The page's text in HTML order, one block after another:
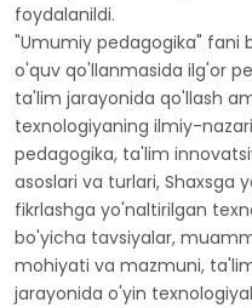
foydalanildi.
"Umumiy pedagogika" fani
o'quv qo'llanmasida ilg'or
ta'lim jarayonida qo'llash
texnologiyaning ilmiy-
pedagogika, ta'lim
asoslari va turlari, Shaxsga
fikrlashga yo'naltirilgan
bo'yicha tavsiyalar,
mohiyati va mazmuni,
jarayonida o'yin